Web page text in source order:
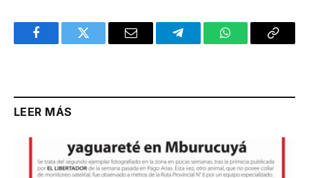
FacebookTwitter Email TelegramWhatsAppCopy
LEER MÁS